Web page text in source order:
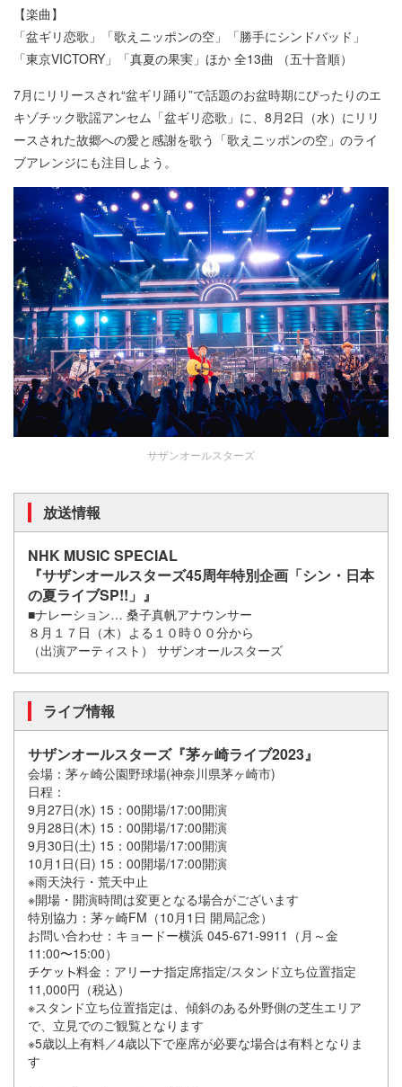
【楽曲】
「盆ギリ恋歌」「歌えニッポンの空」「勝手にシンドバッド」
「東京VICTORY」「真夏の果実」ほか 全13曲 （五十音順）
7月にリリースされ“盆ギリ踊り”で話題のお盆時期にぴったりのエ
キゾチック歌謡アンセム「盆ギリ恋歌」に、8月2日（水）にリリ
ースされた故郷への愛と感謝を歌う「歌えニッポンの空」のライ
ブアレンジにも注目しよう。
サザンオールスターズ
放送情報
NHK MUSIC SPECIAL
『サザンオールスターズ45周年特別企画「シン・日本
の夏ライブSP!!」』
■ナレーション… 桑子真帆アナウンサー
８月１７日（木）よる１０時００分から
（出演アーティスト） サザンオールスターズ
ライブ情報
サザンオールスターズ『茅ヶ崎ライブ2023』
会場：茅ヶ崎公園野球場(神奈川県茅ヶ崎市)
日程：
9月27日(水) 15：00開場/17:00開演
9月28日(木) 15：00開場/17:00開演
9月30日(土) 15：00開場/17:00開演
10月1日(日) 15：00開場/17:00開演
※雨天決行・荒天中止
※開場・開演時間は変更となる場合がございます
特別協力：茅ヶ崎FM（10月1日 開局記念）
お問い合わせ：キョードー横浜 045-671-9911（月～金
11:00〜15:00）
料金：アリーナ指定席指定/スタンド立ち位置指定
11,000円（税込）
※スタンド立ち位置指定は、傾斜のある外野側の芝生エリア
で、立見でのご観覧となります
※5歳以上有料／4歳以下で座席が必要な場合は有料となりま
す